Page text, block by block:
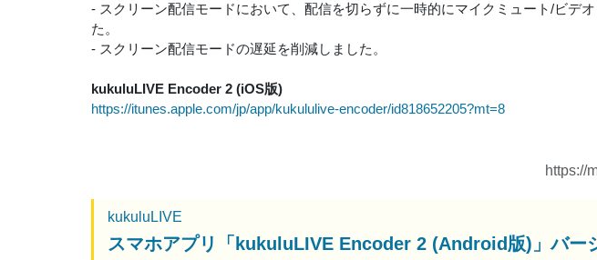
- スクリーン配信モードにおいて、配信を切らずに一時的にマイクミュート/ビデ
た。
- スクリーン配信モードの遅延を削減しました。
kukuluLIVE Encoder 2 (iOS版)
https://itunes.apple.com/jp/app/kukululive-encoder/id818652205?mt=8
https://
kukuluLIVE
スマホアプリ「kukuluLIVE Encoder 2 (Android版)」バー